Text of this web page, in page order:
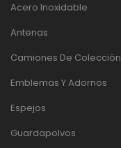
Acero Inoxidable
Antenas
Camiones De Colección
Emblemas Y Adornos
Espejos
Guardapolvos